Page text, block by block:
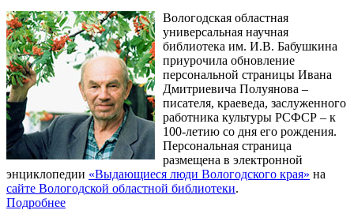
Вологодская областная
универсальная научная
библиотека им. И.В. Бабушкина
приурочила обновление
персональной страницы Ивана
Дмитриевича Полуянова –
писателя, краеведа, заслуженного
работника культуры РСФСР – к
100‑летию со дня его рождения.
Персональная страница
размещена в электронной
энциклопедии «Выдающиеся люди Вологодского края» на
сайте Вологодской областной библиотеки.
Подробнее